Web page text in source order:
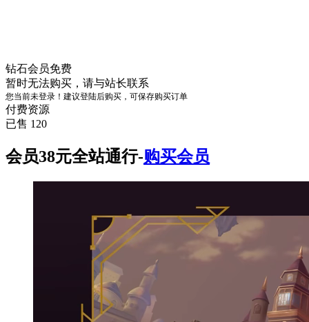
钻石会员免费
暂时无法购买，请与站长联系
您当前未登录！建议登陆后购买，可保存购买订单
付费资源
已售 120
会员38元全站通行-购买会员